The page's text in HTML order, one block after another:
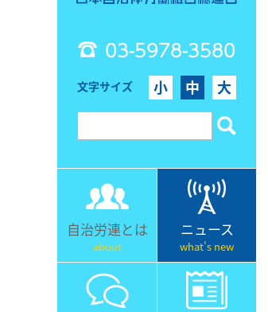
03-5978-3580
文字サイズ 小 中 大
自治労連とは
about
ニュース
what's new